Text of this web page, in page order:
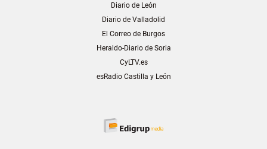
Diario de León
Diario de Valladolid
El Correo de Burgos
Heraldo-Diario de Soria
CyLTV.es
esRadio Castilla y León